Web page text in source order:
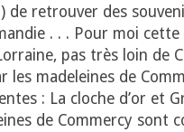
de retrouver des
. . . Pour moi
pas très loin de
les madeleines de
: La cloche d’or et
de Commercy sont